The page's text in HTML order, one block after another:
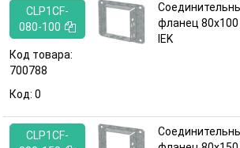
CLP1CF-
080-100
Код товара:
700788
Код: 0
фланец 80х100
IEK
CLP1CF-